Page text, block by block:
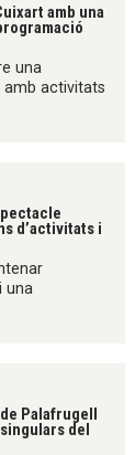
amb una
una
amb activitats
d’activitats i
una
Palafrugell
del